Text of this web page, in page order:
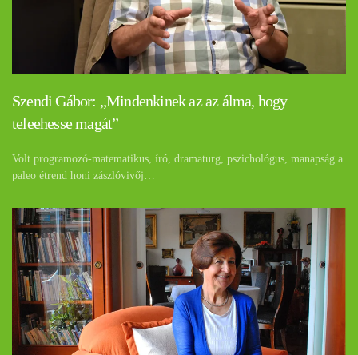
Szendi Gábor: „Mindenkinek az az álma, hogy
teleehesse magát”
Volt programozó-matematikus, író, dramaturg, pszichológus, manapság a
paleo étrend honi zászlóvivőj…